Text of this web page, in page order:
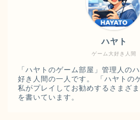
ゲーム大好き人間
ハヤト
「ハヤトのゲーム部屋」管理人の
好き人間の一人です。 「ハヤトの
私がプレイしてお勧めするさまざ
を書いています。